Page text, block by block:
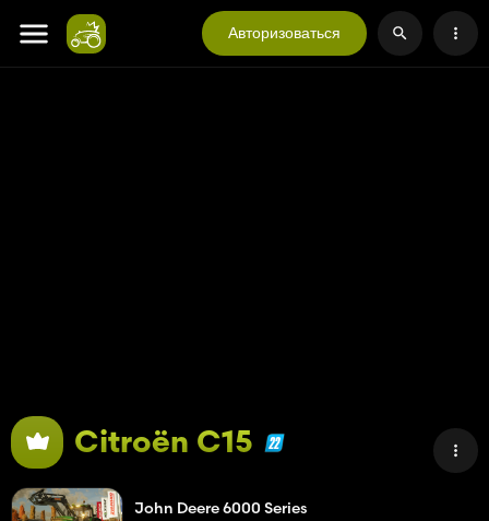
Авторизоваться
Citroën C15
John Deere 6000 Series